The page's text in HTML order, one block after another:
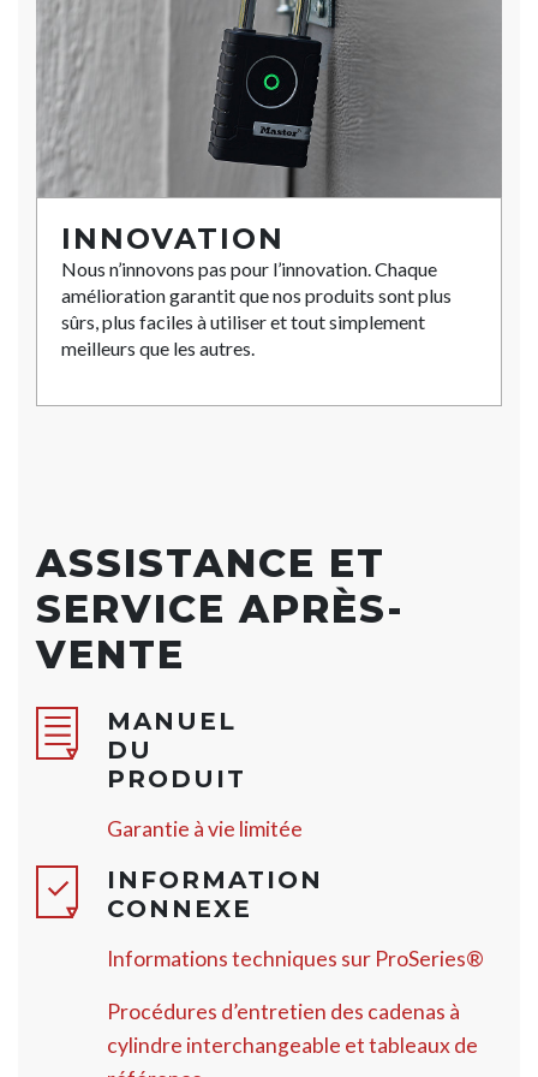
INNOVATION
Nous n’innovons pas pour l’innovation. Chaque
amélioration garantit que nos produits sont plus
sûrs, plus faciles à utiliser et tout simplement
meilleurs que les autres.
ASSISTANCE ET
SERVICE APRÈS-
VENTE
MANUEL
DU
PRODUIT
Garantie à vie limitée
INFORMATION
CONNEXE
Informations techniques sur ProSeries®
Procédures d’entretien des cadenas à
cylindre interchangeable et tableaux de